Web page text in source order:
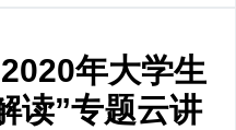
年大学生
读”专题云讲